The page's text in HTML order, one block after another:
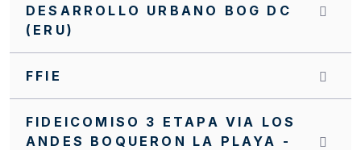
DESARROLLO URBANO BOG DC
(ERU)
FFIE
FIDEICOMISO 3 ETAPA VIA LOS
ANDES BOQUERON LA PLAYA -